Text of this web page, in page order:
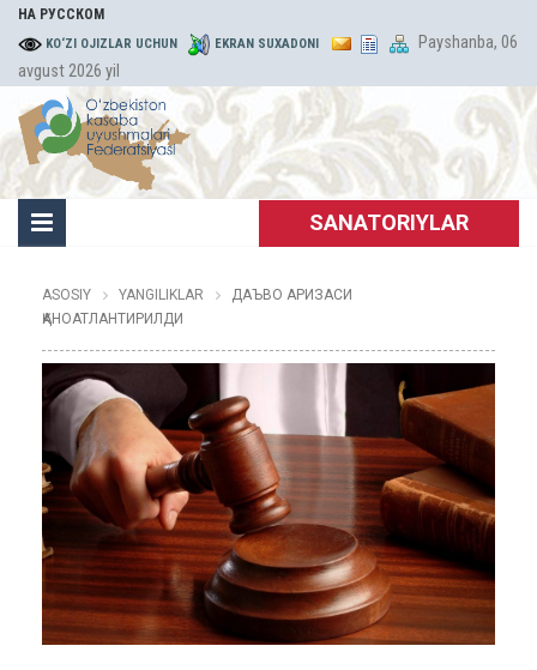
НА РУССКОМ
KO‘ZI OJIZLAR UCHUN EKRAN SUXADONI
Payshanba, 06
avgust 2026 yil
SANATORIYLAR
ASOSIY YANGILIKLAR
ДАЪВО АРИЗАСИ
ҚАНОАТЛАНТИРИЛДИ